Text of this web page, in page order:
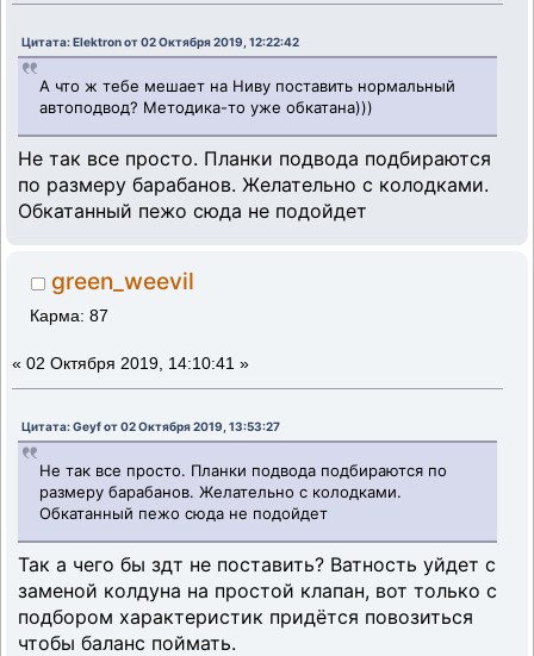
Цитата: Elektron от 02 Октября 2019, 12:22:42
А что ж тебе мешает на Ниву поставить нормальный
автоподвод? Методика-то уже обкатана)))
Не так все просто. Планки подвода подбираются
по размеру барабанов. Желательно с колодками.
Обкатанный пежо сюда не подойдет
green_weevil
Карма: 87
« 02 Октября 2019, 14:10:41 »
Цитата: Geyf от 02 Октября 2019, 13:53:27
Не так все просто. Планки подвода подбираются по
размеру барабанов. Желательно с колодками.
Обкатанный пежо сюда не подойдет
Так а чего бы здт не поставить? Ватность уйдет с
заменой колдуна на простой клапан, вот только с
подбором характеристик придётся повозиться
чтобы баланс поймать.